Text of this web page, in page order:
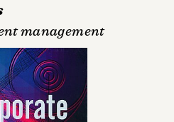
management